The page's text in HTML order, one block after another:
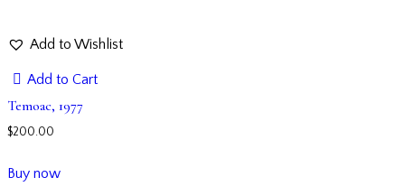
Add to Wishlist
Add to Cart
Temoac, 1977
$200.00
Buy now